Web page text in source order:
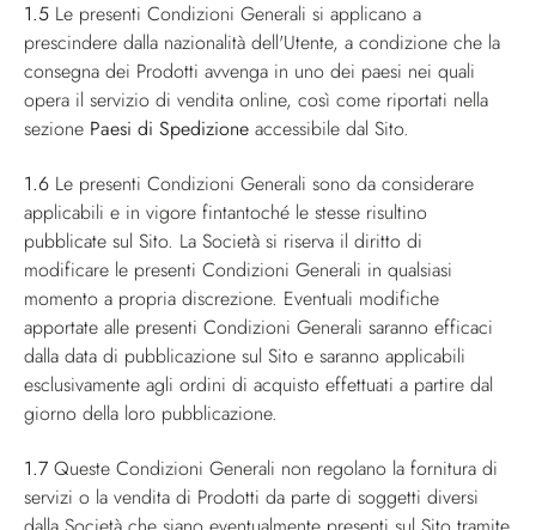
1.5 Le presenti Condizioni Generali si applicano a
prescindere dalla nazionalità dell'Utente, a condizione che la
consegna dei Prodotti avvenga in uno dei paesi nei quali
opera il servizio di vendita online, così come riportati nella
sezione Paesi di Spedizione accessibile dal Sito.
1.6 Le presenti Condizioni Generali sono da considerare
applicabili e in vigore fintantoché le stesse risultino
pubblicate sul Sito. La Società si riserva il diritto di
modificare le presenti Condizioni Generali in qualsiasi
momento a propria discrezione. Eventuali modifiche
apportate alle presenti Condizioni Generali saranno efficaci
dalla data di pubblicazione sul Sito e saranno applicabili
esclusivamente agli ordini di acquisto effettuati a partire dal
giorno della loro pubblicazione.
1.7 Queste Condizioni Generali non regolano la fornitura di
servizi o la vendita di Prodotti da parte di soggetti diversi